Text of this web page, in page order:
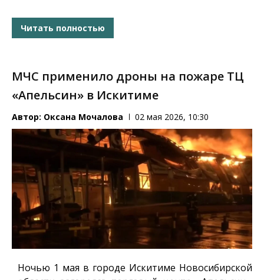
Читать полностью
МЧС применило дроны на пожаре ТЦ
«Апельсин» в Искитиме
Автор: Оксана Мочалова 02 мая 2026, 10:30
Ночью 1 мая в городе Искитиме Новосибирской